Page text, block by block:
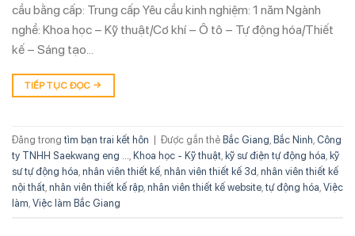
cầu bằng cấp: Trung cấp Yêu cầu kinh nghiệm: 1 năm Ngành
nghề: Khoa học – Kỹ thuật/Cơ khí – Ô tô – Tự động hóa/Thiết
kế – Sáng tạo…
TIẾP TỤC ĐỌC →
Đăng trong tìm bạn trai kết hôn | Được gắn thẻ Bắc Giang Bắc Ninh Công
ty TNHH Saekwang eng ...
Khoa học - Kỹ thuật kỹ sư điện tự động hóa kỹ
sư tự động hóa nhân viên thiết kế nhân viên thiết kế 3d nhân viên thiết kế
nội thất nhân viên thiết kế rập nhân viên thiết kế website tự động hóa Việc
làm Việc làm Bắc Giang